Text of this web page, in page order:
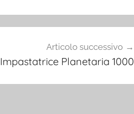
Articolo successivo
Impastatrice Planetaria 1000